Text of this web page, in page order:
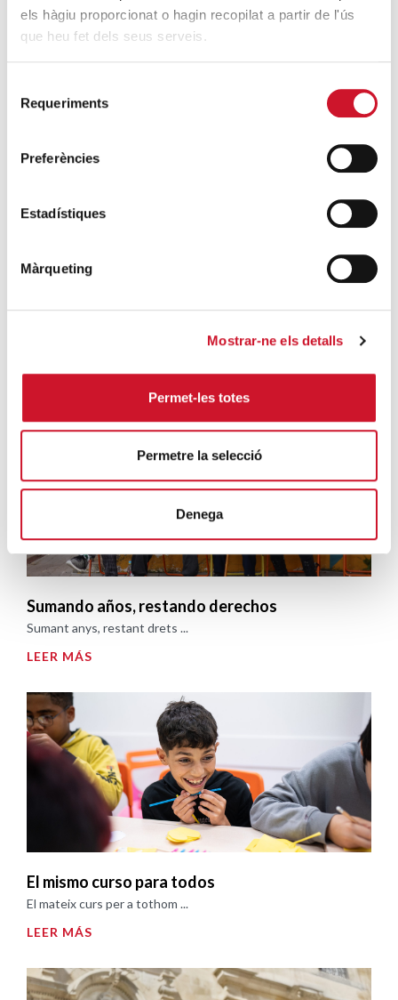
els hàgiu proporcionat o hagin recopilat a partir de l'ús
que heu fet dels seus serveis.
Requeriments
Preferències
Estadístiques
Màrqueting
Mostrar-ne els detalls
Permet-les totes
Permetre la selecció
Denega
4.100 personas en el dispositivo
extraordinario de regularización
La campana que canvia vides
hacer crecer el Maresme
Campañas solidarias
Sumando años, restando derechos
Sumant anys, restant drets ...
LEER MÁS
El mismo curso para todos
El mateix curs per a tothom ...
LEER MÁS